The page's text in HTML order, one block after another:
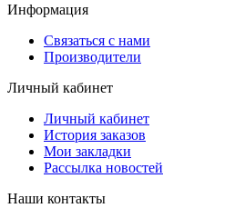
Информация
Связаться с нами
Производители
Личный кабинет
Личный кабинет
История заказов
Мои закладки
Рассылка новостей
Наши контакты